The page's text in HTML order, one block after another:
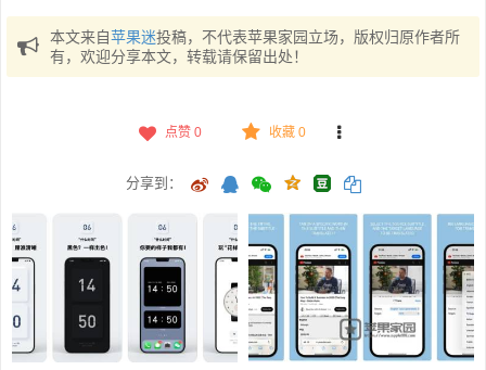
本文来自苹果迷投稿，不代表苹果家园立场，版权归原作者所
有，欢迎分享本文，转载请保留出处！
点赞 0 收藏 0
分享到：